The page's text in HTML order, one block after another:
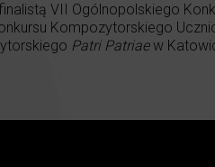
VII Ogólnopolskiego
Kompozytorskiego
Patri Patriaew